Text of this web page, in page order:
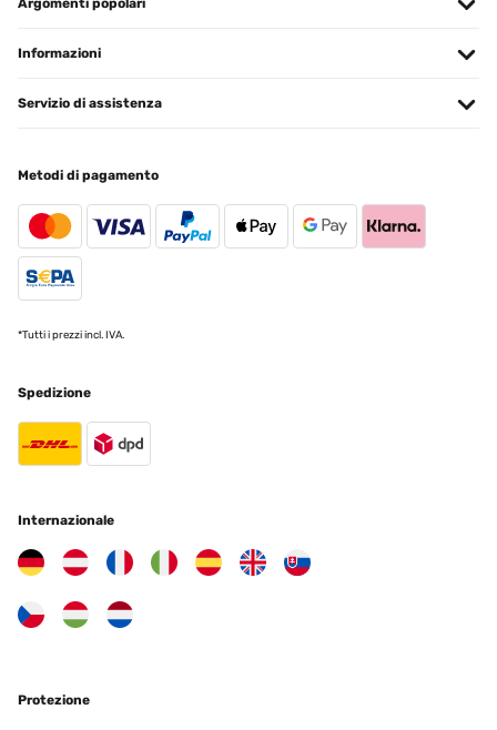
ist Kratz und stoßfest.Angeschlossen ist der Heizkörper relativ
Amazon-Benutzer
Tradurre
Argomenti popolari
Informazioni
Servizio di assistenza
Metodi di pagamento
*Tutti i prezzi incl. IVA.
Spedizione
Internazionale
Protezione